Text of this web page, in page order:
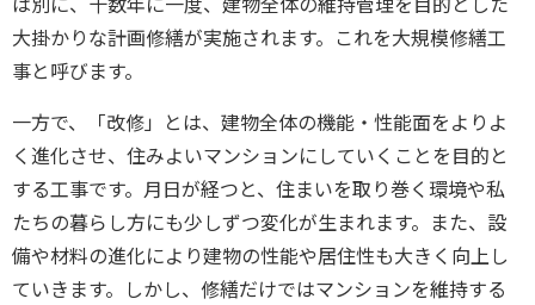
大掛かりな計画修繕が実施されます。これを大規模修繕工
事と呼びます。
一方で、
「改修」とは、建物全体の機能・性能面をよりよ
く進化させ、住みよいマンションにしていくことを目的と
する工事です。月日が経つと、住まいを取り巻く環境や私
たちの暮らし方にも少しずつ変化が生まれます。また、設
備や材料の進化により建物の性能や居住性も大きく向上し
ていきます。しかし、修繕だけではマンションを維持する